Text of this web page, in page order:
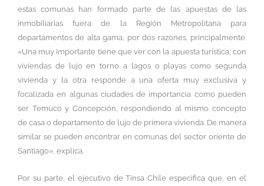
estas comunas han formado parte de las apuestas de las
inmobiliarias fuera de la Región Metropolitana para
departamentos de alta gama, por dos razones, principalmente.
«Una muy importante tiene que ver con la apuesta turística, con
viviendas de lujo en torno a lagos o playas como segunda
vivienda y la otra responde a una oferta muy exclusiva y
focalizada en algunas ciudades de importancia como pueden
ser Temuco y Concepción, respondiendo al mismo concepto
de casa o departamento de lujo de primera vivienda. De manera
similar se pueden encontrar en comunas del sector oriente de
Santiago», explica.
Por su parte, el ejecutivo de Tinsa Chile especifica que, en el